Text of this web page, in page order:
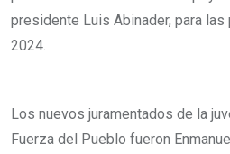
presidente Luis Abinader, para
2024.
Los nuevos juramentados de la
Fuerza del Pueblo fueron